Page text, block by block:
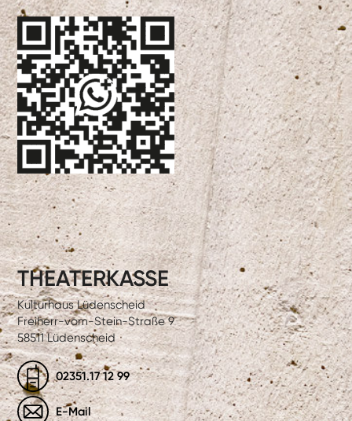
THEATERKASSE
Kulturhaus Lüdenscheid
Freiherr-vom-Stein-Straße 9
58511 Lüdenscheid
02351.17 12 99
E-Mail